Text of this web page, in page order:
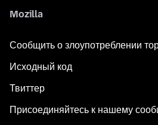
Mozilla
Сообщить о злоупотреблении
Исходный код
Твиттер
Присоединяйтесь к нашему